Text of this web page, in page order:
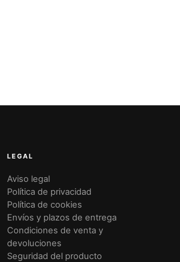
LEGAL
Aviso legal
Política de privacidad
Política de cookies
Envíos y plazos de entrega
Condiciones de venta y
devoluciones
Seguridad del producto